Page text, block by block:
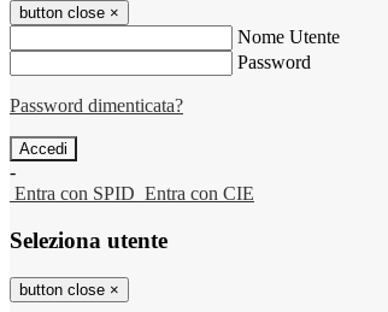
button close ×
Nome Utente
Password
Password dimenticata?
-
Entra con SPID Entra con CIE
Seleziona utente
button close ×